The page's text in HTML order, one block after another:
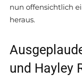
nun offensichtlich
heraus.
und Hayley